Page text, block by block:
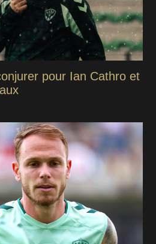
pour Ian Cathro et